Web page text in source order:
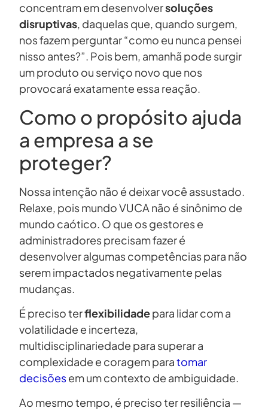
concentram em desenvolversoluções
disruptivas, daquelas que, quando surgem,
nos fazem perguntar “como eu nunca pensei
nisso antes?”. Pois bem, amanhã pode surgir
um produto ou serviço novo que nos
provocará exatamente essa reação.
Como o propósito ajuda
a empresa a se
proteger?
Nossa intenção não é deixar você assustado.
Relaxe, pois mundo VUCA não é sinônimo de
mundo caótico. O que os gestores e
administradores precisam fazer é
desenvolver algumas competências para não
serem impactados negativamente pelas
mudanças.
É preciso terflexibilidadepara lidar com a
volatilidade e incerteza,
multidisciplinariedade para superar a
complexidade e coragem paratomar
decisõesem um contexto de ambiguidade.
Ao mesmo tempo, é preciso ter resiliência —